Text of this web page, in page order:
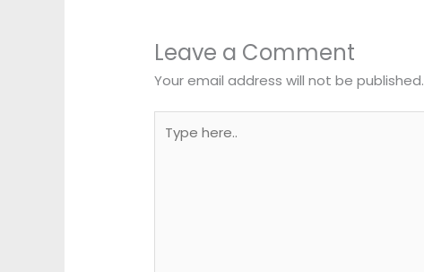
Leave a Comment
Your email address will not be published.
here..